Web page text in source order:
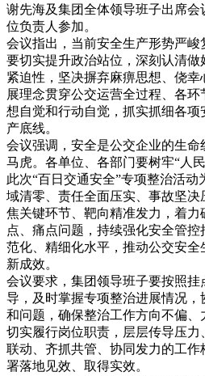
谢先海及集团全体领导班子出席
位负责人参加。
会议指出，当前安全生产形势严
要切实提升政治站位，深刻认清
紧迫性，坚决摒弃麻痹思想、侥
展理念贯穿公交运营全过程、各
想自觉和行动自觉，抓实抓细各
产底线。
会议强调，安全是公交企业的生
马虎。各单位、各部门要树牢“人
此次“百日交通安全”专项整治活动
域清零、责任全面压实、事故坚决
焦关键环节、靶向精准发力，着
点、痛点问题，持续强化安全管
范化、精细化水平，推动公交安
新成效。
会议要求，集团领导班子要按照
导，及时掌握专项整治进展情况
和问题，确保整治工作方向不偏
切实履行岗位职责，层层传导压
联动、齐抓共管、协同发力的工
署落地见效、取得实效。